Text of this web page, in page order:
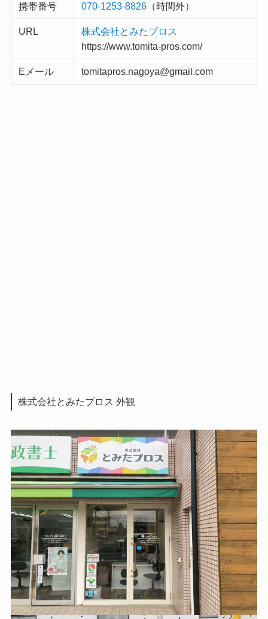
携帯番号 070-1253-8826 （時間外）
URL
株式会社とみたプロス
https://www.tomita-pros.com/
Eメール tomitapros.nagoya@gmail.com
株式会社とみたプロス 外観